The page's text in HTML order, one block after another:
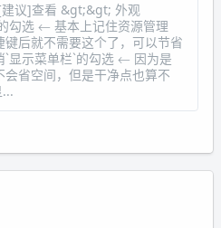
议]查看 &gt;&gt; 外观
勾选 ← 基本上记住资源管理
后就不需要这个了，可以节省
`显示菜单栏`的勾选 ← 因为是
省空间，但是干净点也算不